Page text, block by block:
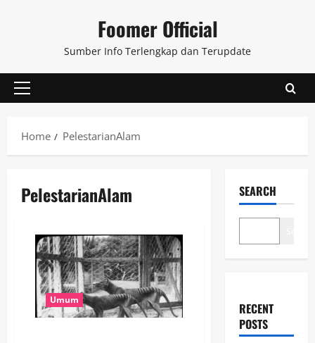
Foomer Official
Sumber Info Terlengkap dan Terupdate
Primary
Home
PelestarianAlam
PelestarianAlam
Umum
SEARCH
RECENT
POSTS